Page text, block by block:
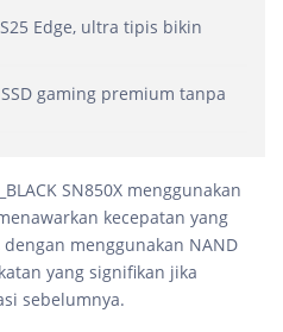
Edge, ultra tipis bikin
gaming premium tanpa
SN850X menggunakan
kecepatan yang
menggunakan NAND
yang signifikan jika
sebelumnya.